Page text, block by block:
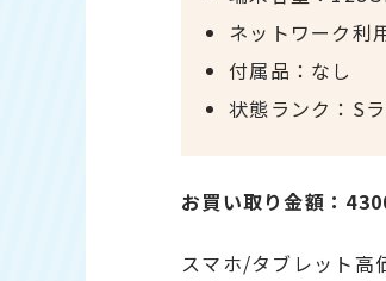
ネットワーク利
付属品：なし
状態ランク：S
お買い取り金額：
スマホ/タブレット高